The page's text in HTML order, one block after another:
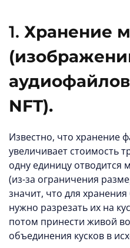
1. Хранение
NFT).
Известно, что хранение
увеличивает стоимость
одну единицу отводится
(из-за ограничения
значит, что для
нужно разрезать их на
потом принести живой
объединения кусков в